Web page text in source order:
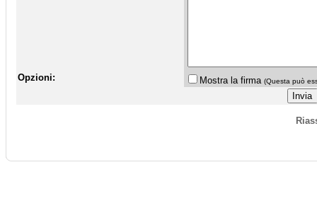
Opzioni: Mostra la firma (Questa può